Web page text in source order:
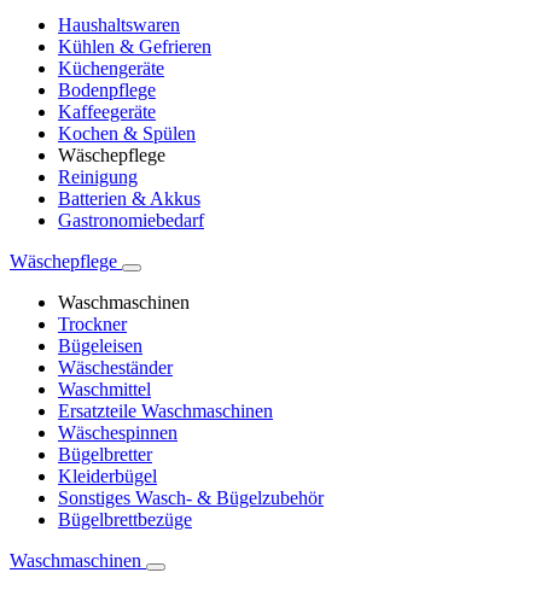
Haushaltswaren
Kühlen & Gefrieren
Küchengeräte
Bodenpflege
Kaffeegeräte
Kochen & Spülen
Wäschepflege
Reinigung
Batterien & Akkus
Gastronomiebedarf
Wäschepflege
Waschmaschinen
Trockner
Bügeleisen
Wäscheständer
Waschmittel
Ersatzteile Waschmaschinen
Wäschespinnen
Bügelbretter
Kleiderbügel
Sonstiges Wasch- & Bügelzubehör
Bügelbrettbezüge
Waschmaschinen